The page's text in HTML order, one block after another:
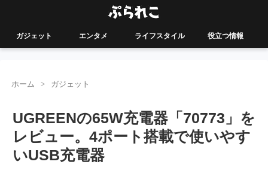
ガジェット エンタメ ライフスタイル 役立つ情報
ホーム ガジェット
UGREENの65W充電器「70773」を
レビュー。4ポート搭載で使いやす
いUSB充電器